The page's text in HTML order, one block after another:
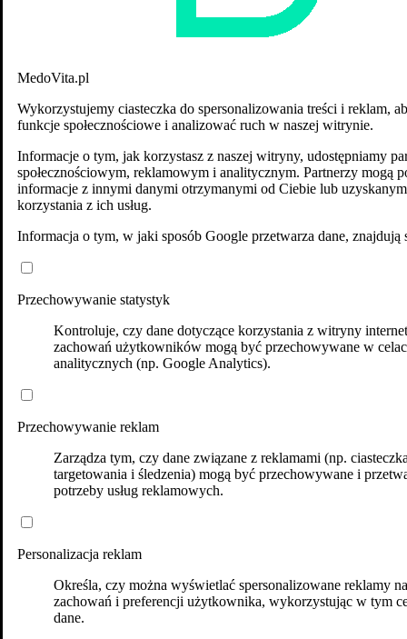
MedoVita.pl
Wykorzystujemy ciasteczka do spersonalizowania treści i reklam,
funkcje społecznościowe i analizować ruch w naszej witrynie.
Informacje o tym, jak korzystasz z naszej witryny, udostępniamy
społecznościowym, reklamowym i analitycznym. Partnerzy mogą
informacje z innymi danymi otrzymanymi od Ciebie lub
korzystania z ich usług.
Informacja o tym, w jaki sposób Google przetwarza dane, znajdują
Przechowywanie statystyk
Kontroluje, czy dane dotyczące korzystania z witryny
zachowań użytkowników mogą być przechowywane w
analitycznych (np. Google Analytics).
Przechowywanie reklam
Zarządza tym, czy dane związane z reklamami (np.
targetowania i śledzenia) mogą być przechowywane i
potrzeby usług reklamowych.
Personalizacja reklam
Określa, czy można wyświetlać spersonalizowane reklamy
zachowań i preferencji użytkownika, wykorzystując w tym
dane.